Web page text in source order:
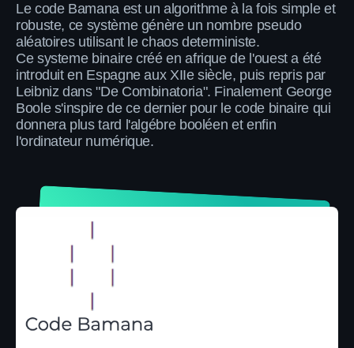
Le code Bamana est un algorithme à la fois simple et
robuste, ce système génère un nombre pseudo
aléatoires utilisant le chaos deterministe.
Ce systeme binaire créé en afrique de l'ouest a été
introduit en Espagne aux XIIe siècle, puis repris par
Leibniz dans "De Combinatoria". Finalement George
Boole s'inspire de ce dernier pour le code binaire qui
donnera plus tard l'algébre booléen et enfin
l'ordinateur numérique.